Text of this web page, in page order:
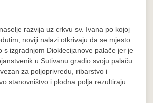
razvija uz crkvu sv. Ivana po kojoj
noviji nalazi otkrivaju da se mjesto
s izgradnjom Dioklecijanove palače jer je
u Sutivanu gradio svoju palaču.
za poljoprivredu, ribarstvo i
stanovništvo i plodna polja rezultiraju